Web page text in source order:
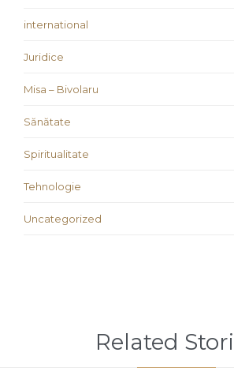
international
Juridice
Misa – Bivolaru
Sănătate
Spiritualitate
Tehnologie
Uncategorized
Related